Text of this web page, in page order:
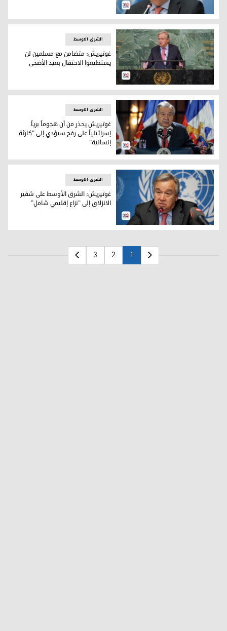
الأمين العام للأمم المتحدة أنطونيو غوتيريش
الأمين العام للأمم المتحدة أنطونيو غوتيريش
الشرق الاوسط
غوتيريش: متضامن مع مسلمين لن
يستطيعوا الاحتفال بعيد الأضحى
الأمين العام للأمم المتحدة أنطونيو غوتيريش
الشرق الاوسط
غوتيريش يحذر من أن هجوماً برياً
إسرائيلياً على رفح سيؤدي إلى "كارثة
إنسانية"
الأمين العام للأمم المتحدة أنطونيو غوتيريش
الشرق الاوسط
غوتيريش: الشرق الأوسط على شفير
الانزلاق إلى "نزاع إقليمي شامل"
1
2
3